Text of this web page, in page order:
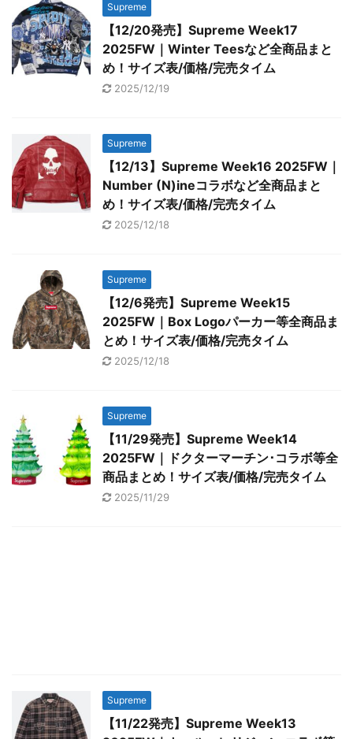
Supreme
【12/20発売】Supreme Week17
2025FW｜Winter Teesなど全商品まと
め！サイズ表/価格/完売タイム
2025/12/19
Supreme
【12/13】Supreme Week16 2025FW｜
Number (N)ineコラボなど全商品まと
め！サイズ表/価格/完売タイム
2025/12/18
Supreme
【12/6発売】Supreme Week15
2025FW｜Box Logoパーカー等全商品ま
とめ！サイズ表/価格/完売タイム
2025/12/18
Supreme
【11/29発売】Supreme Week14
2025FW｜ドクターマーチン･コラボ等全
商品まとめ！サイズ表/価格/完売タイム
2025/11/29
Supreme
【11/22発売】Supreme Week13